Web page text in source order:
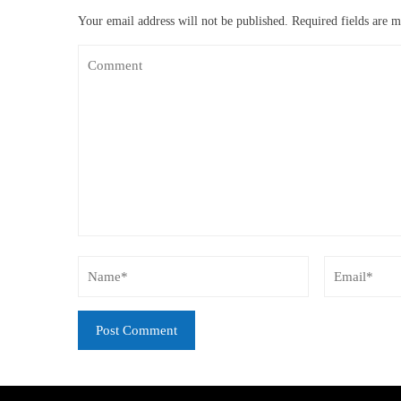
Your email address will not be published. Required fields are